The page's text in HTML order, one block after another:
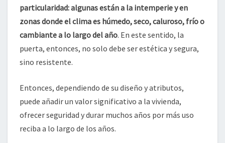
particularidad: algunas están a la intemperie y en
zonas donde el clima es húmedo, seco, caluroso, frío o
cambiante a lo largo del año. En este sentido, la
puerta, entonces, no solo debe ser estética y segura,
sino resistente.
Entonces, dependiendo de su diseño y atributos,
puede añadir un valor significativo a la vivienda,
ofrecer seguridad y durar muchos años por más uso
reciba a lo largo de los años.